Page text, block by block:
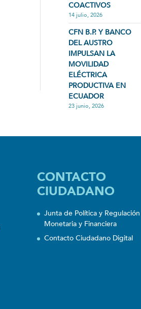
COACTIVOS
14 julio, 2026
CFN B.P. Y BANCO
DEL AUSTRO
IMPULSAN LA
MOVILIDAD
ELÉCTRICA
PRODUCTIVA EN
ECUADOR
23 junio, 2026
CONTACTO
CIUDADANO
Junta de Política y Regulación
Monetaria y Financiera
Contacto Ciudadano Digital